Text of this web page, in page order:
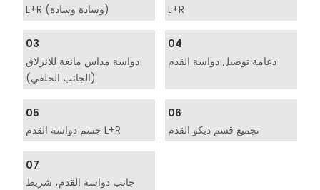
L+R (وسادة وسادة)
L+R
03
دواسة مداس مانعة للانزلاق
(الجانب الخلفي)
04
دعامة توصيل دواسة القدم
05
جسم دواسة القدم L+R
06
تجميع قسم ديكو القدم
07
جانب دواسة القدم، شريط